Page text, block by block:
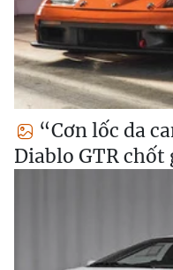
“Cơn lốc da
Diablo GTR chốt